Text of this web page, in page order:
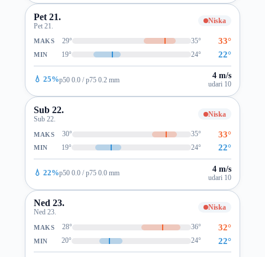
Pet 21.
Pet 21.
Niska
MAKS 29° 35° 33°
MIN 19° 24° 22°
💧 25%p50 0.0 / p75 0.2 mm 4 m/s
udari 10
Sub 22.
Sub 22.
Niska
MAKS 30° 35° 33°
MIN 19° 24° 22°
💧 22%p50 0.0 / p75 0.0 mm 4 m/s
udari 10
Ned 23.
Ned 23.
Niska
MAKS 28° 36° 32°
MIN 20° 24° 22°